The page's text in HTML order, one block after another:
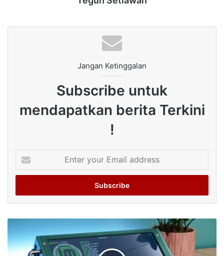
Jangan Ketinggalan
Subscribe untuk
mendapatkan berita Terkini
!
your
Email